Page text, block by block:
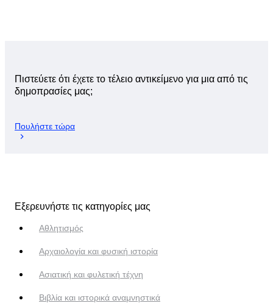
Πιστεύετε ότι έχετε το τέλειο αντικείμενο για μια από τις
δημοπρασίες μας;
Πουλήστε τώρα
Εξερευνήστε τις κατηγορίες μας
Αθλητισμός
Αρχαιολογία και φυσική ιστορία
Ασιατική και φυλετική τέχνη
Βιβλία και ιστορικά αναμνηστικά